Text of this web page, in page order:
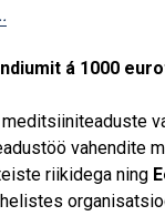
á 1000
vahendite
riikidega ning